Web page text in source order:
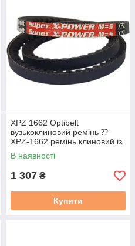
XPZ 1662 Optibelt
вузькоклиновий ремінь ⁇
XPZ-1662 ремінь клиновий із
фасонним зубом
В наявності
1 307 ₴
Купити